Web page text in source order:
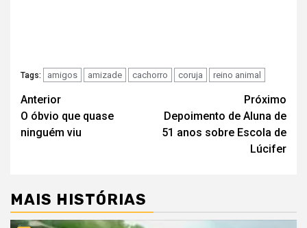
Tags: amigos amizade cachorro coruja reino animal
Navegação
de
Anterior
O óbvio que quase
ninguém viu
Próximo
Depoimento de Aluna de
51 anos sobre Escola de
Lúcifer
MAIS HISTÓRIAS